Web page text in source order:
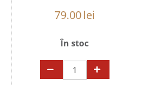
79.00lei
În stoc